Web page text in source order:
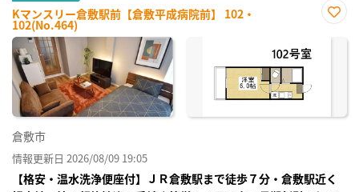
Kマンスリー倉敷駅前【倉敷平成病院前】 102・
102(No.464)
に入
倉敷市
情報更新日 2026/08/09 19:05
【格安・温水洗浄便座付】ＪＲ倉敷駅まで徒歩７分・倉敷駅近く